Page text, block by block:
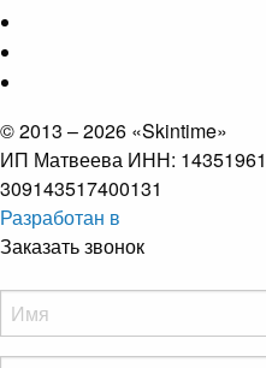
© 2013 – 2026 «Skintime»
ИП Матвеева ИНН:
309143517400131
Разработан в
Заказать звонок